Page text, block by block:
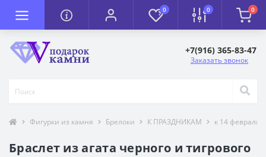
0 0 0
+7(916) 365-83-47
Заказать звонок
Фигурки из камня Брелоки К ПРАЗДНИКАМ к 14 февраля
Браслет из агата черного и тигрового